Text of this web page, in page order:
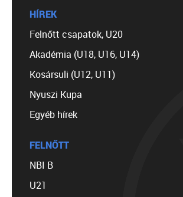
HÍREK
Felnőtt csapatok, U20
Akadémia (U18, U16, U14)
Kosársuli (U12, U11)
Nyuszi Kupa
Egyéb hírek
FELNŐTT
NBI B
U21